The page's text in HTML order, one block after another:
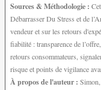
Sources & Méthodologie :
Débarrasser Du Stress et de
vendeur et sur les retours
fiabilité : transparence de
retours consommateurs,
risque et points de vigilance
À propos de l'auteur :